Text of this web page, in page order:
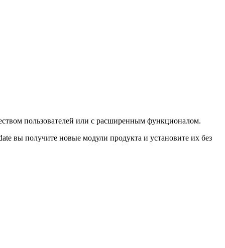
пользователей или с расширенным функционалом.
вы получите новые модули продукта и установите их без